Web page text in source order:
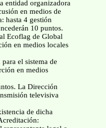
entidad organizadora
en medios de
hasta 4 gestión
10 puntos.
Ecoflag de Global
en medios locales
el sistema de
en medios
La Dirección
televisiva
de dicha